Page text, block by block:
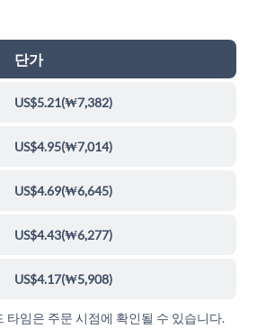
단가
US$5.21(₩7,382)
US$4.95(₩7,014)
US$4.69(₩6,645)
US$4.43(₩6,277)
US$4.17(₩5,908)
타임은 주문 시점에 확인될 수 있습니다.